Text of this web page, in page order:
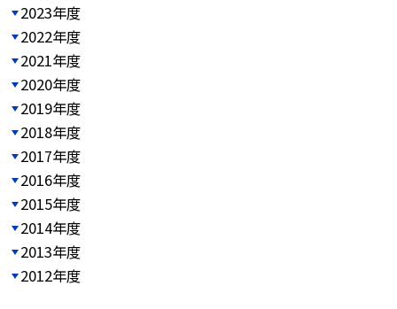
2023年度
2022年度
2021年度
2020年度
2019年度
2018年度
2017年度
2016年度
2015年度
2014年度
2013年度
2012年度